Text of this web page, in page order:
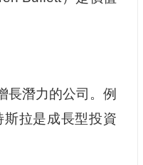
長潛力的公司。例
拉是成長型投資